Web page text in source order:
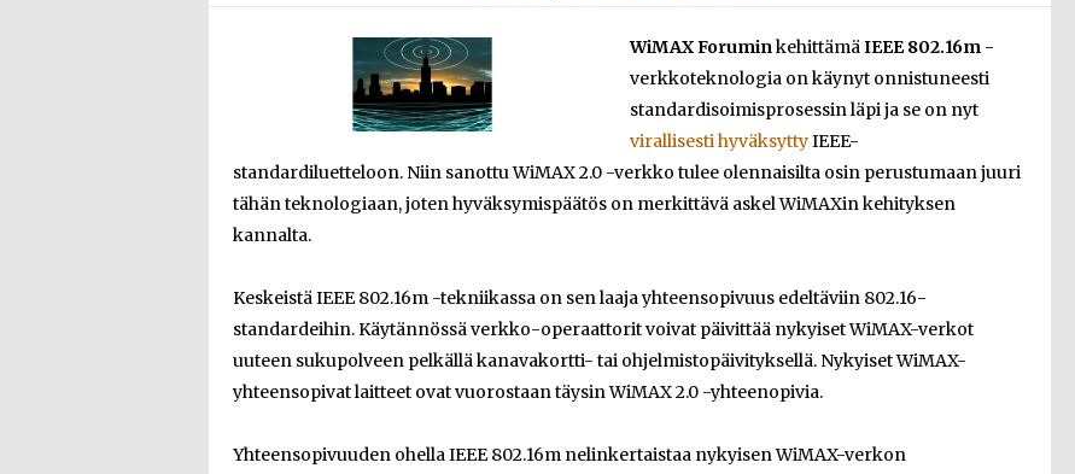
WiMAX ForuminkehittämäIEEE 802.16m -
verkkoteknologia on käynyt onnistuneesti
standardisoimisprosessin läpi ja se on nyt
virallisesti hyväksyttyIEEE-
standardiluetteloon. Niin sanottu WiMAX 2.0 -verkko tulee olennaisilta osin perustumaan juuri
tähän teknologiaan, joten hyväksymispäätös on merkittävä askel WiMAXin kehityksen
kannalta.
Keskeistä IEEE 802.16m -tekniikassa on sen laaja yhteensopivuus edeltäviin 802.16-
standardeihin. Käytännössä verkko-operaattorit voivat päivittää nykyiset WiMAX-verkot
uuteen sukupolveen pelkällä kanavakortti- tai ohjelmistopäivityksellä. Nykyiset WiMAX-
yhteensopivat laitteet ovat vuorostaan täysin WiMAX 2.0 -yhteenopivia.
Yhteensopivuuden ohella IEEE 802.16m nelinkertaistaa nykyisen WiMAX-verkon